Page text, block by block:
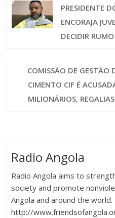
PRESIDENTE
ENCORAJA
DECIDIR
COMISSÃO DE GESTÃO
CIMENTO CIF É
MILIONÁRIOS,
Radio Angola
Radio Angola aims to
society and promote
Angola and around the world.
http://